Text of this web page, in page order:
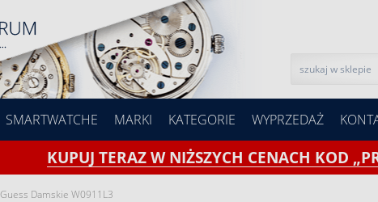
SMARTWATCHE MARKI KATEGORIE WYPRZEDAŻ
KUPUJ TERAZ W NIŻSZYCH CENACH KOD
Guess Damskie W0911L3